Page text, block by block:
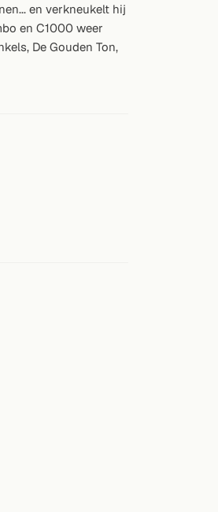
en verkneukelt hij
en C1000 weer
De Gouden Ton,